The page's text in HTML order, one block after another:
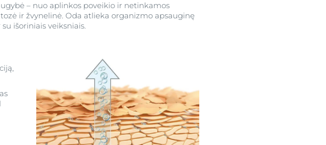
– nuo aplinkos poveikio ir netinkamos
ir žvynelinė. Oda atlieka organizmo apsauginę
išoriniais veiksniais.